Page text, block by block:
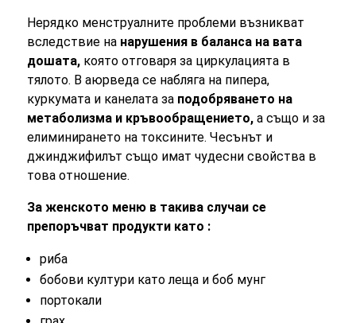
Нерядко менструалните проблеми възникват
вследствие на нарушения в баланса на вата
дошата, която отговаря за циркулацията в
тялото. В аюрведа се набляга на пипера,
куркумата и канелата за подобряването на
метаболизма и кръвообращението, а също и за
елиминирането на токсините. Чесънът и
джинджифилът също имат чудесни свойства в
това отношение.
За женското меню в такива случаи се
препоръчват продукти като :
риба
бобови култури като леща и боб мунг
портокали